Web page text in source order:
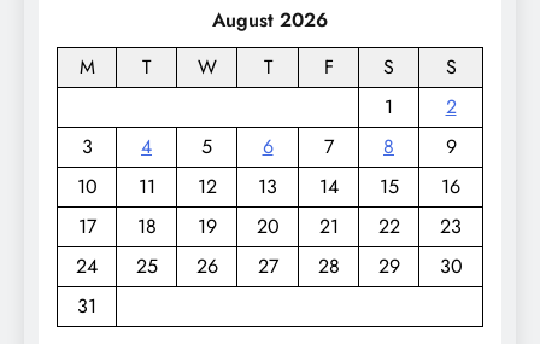
August 2026
M
T W T F S
S
1
2
3
4 5 6 7 8
9
10
11 12 13 14 15
16
17
18 19 20 21 22
23
24
25 26 27 28 29
30
31